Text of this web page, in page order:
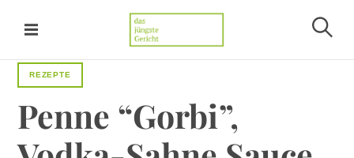
Das jüngste Gericht
u
REZEPTE
Penne “Gorbi”,